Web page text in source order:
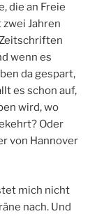
die an Freie
Jahren
wenn es
da gespart,
es schon auf,
wird, wo
Oder
von Hannover
mich nicht
nach. Und